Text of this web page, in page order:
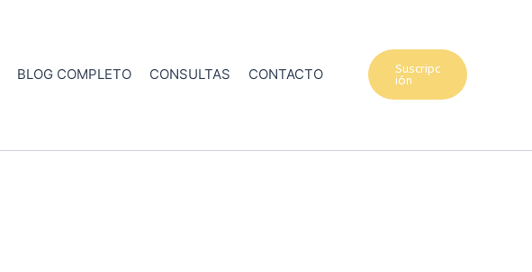
BLOG COMPLETO CONSULTAS CONTACTO
Suscripc
ión